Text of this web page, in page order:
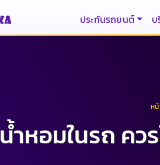
ประกันรถยนต์ บ
ห
น้ำหอมในรถ คว